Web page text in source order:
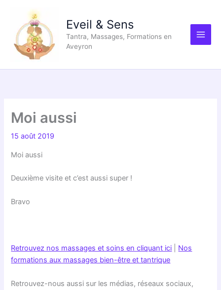
contenu
Eveil & Sens
Tantra, Massages, Formations en
Aveyron
Moi aussi
15 août 2019
Moi aussi
Deuxième visite et c’est aussi super !
Bravo
Retrouvez nos massages et soins en cliquant ici
Nos
formations aux massages bien-être et tantrique
Retrouvez-nous aussi sur les médias, réseaux sociaux,